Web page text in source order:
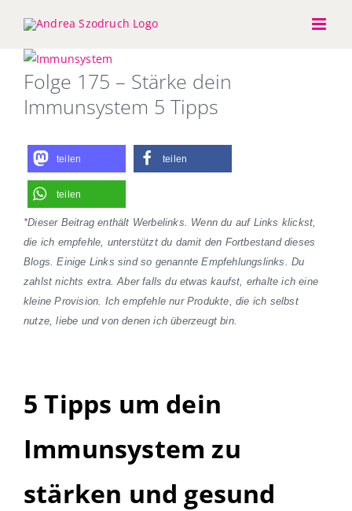
Inhalt
springen
Zeige
grösseres
Bild
Folge 175 – Stärke dein
Immunsystem 5 Tipps
teilen teilen
teilen
*Dieser Beitrag enthält Werbelinks. Wenn du auf Links klickst,
die ich empfehle, unterstützt du damit den Fortbestand dieses
Blogs. Einige Links sind so genannte Empfehlungslinks. Du
zahlst nichts extra. Aber falls du etwas kaufst, erhalte ich eine
kleine Provision. Ich empfehle nur Produkte, die ich selbst
nutze, liebe und von denen ich überzeugt bin.
5 Tipps um dein
Immunsystem zu
stärken und gesund